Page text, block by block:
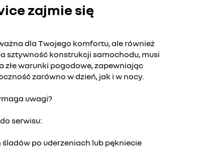
zajmie się
dla Twojego komfortu, ale również
sztywność konstrukcji samochodu, musi
złe warunki pogodowe, zapewniając
zarówno w dzień, jak i w nocy.
uwagi?
serwisu:
po uderzeniach lub pękniecie